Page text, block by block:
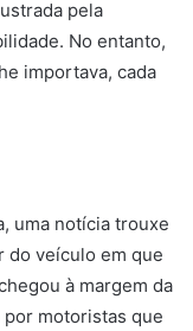
pela
No entanto,
importava, cada
uma notícia trouxe
do veículo em que
à margem da
motoristas que